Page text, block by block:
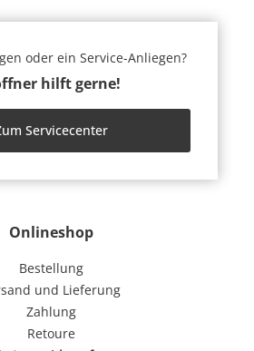
Onlineshop
Bestellung
und Lieferung
Zahlung
Retoure
oder ein Service-Anliegen?
hilft gerne!
Servicecenter